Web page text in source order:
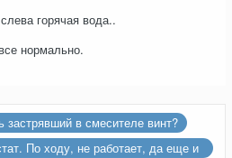
горячая вода..
нормально.
застрявший в смесителе винт?
По ходу, не работает, да еще и